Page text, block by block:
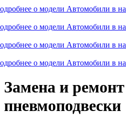
о модели Автомобили в
о модели Автомобили в
о модели Автомобили в
о модели Автомобили в
Замена и ремонт
пневмоподвески